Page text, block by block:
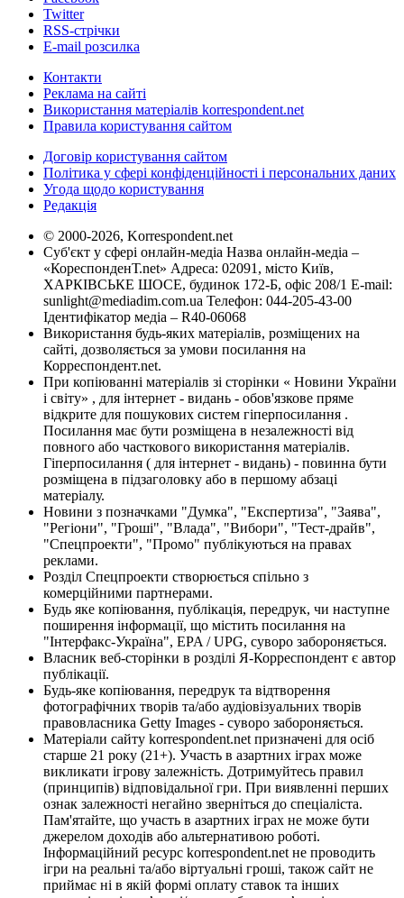
Twitter
RSS-стрічки
E-mail розсилка
Контакти
Реклама на сайті
Використання матеріалів korrespondent.net
Правила користування сайтом
Договір користування сайтом
Політика у сфері конфіденційності і персональних даних
Угода щодо користування
Редакція
© 2000-2026, Korrespondent.net
Суб'єкт у сфері онлайн-медіа Назва онлайн-медіа –
«КореспонденТ.net» Адреса: 02091, місто Київ,
ХАРКІВСЬКЕ ШОСЕ, будинок 172-Б, офіс 208/1 E-mail:
sunlight@mediadim.com.ua Телефон: 044-205-43-00
Ідентифікатор медіа – R40-06068
Використання будь-яких матеріалів, розміщених на
сайті, дозволяється за умови посилання на
Корреспондент.net.
При копіюванні матеріалів зі сторінки « Новини України
і світу» , для інтернет - видань - обов'язкове пряме
відкрите для пошукових систем гіперпосилання .
Посилання має бути розміщена в незалежності від
повного або часткового використання матеріалів.
Гіперпосилання ( для інтернет - видань) - повинна бути
розміщена в підзаголовку або в першому абзаці
матеріалу.
Новини з позначками "Думка", "Експертиза", "Заява",
"Регіони", "Гроші", "Влада", "Вибори", "Тест-драйв",
"Спецпроекти", "Промо" публікуються на правах
реклами.
Розділ Спецпроекти створюється спільно з
комерційними партнерами.
Будь яке копіювання, публікація, передрук, чи наступне
поширення інформації, що містить посилання на
"Інтерфакс-Україна", EPA / UPG, суворо забороняється.
Власник веб-сторінки в розділі Я-Корреспондент є автор
публікації.
Будь-яке копіювання, передрук та відтворення
фотографічних творів та/або аудіовізуальних творів
правовласника Getty Images - суворо забороняється.
Матеріали сайту korrespondent.net призначені для осіб
старше 21 року (21+). Участь в азартних іграх може
викликати ігрову залежність. Дотримуйтесь правил
(принципів) відповідальної гри. При виявленні перших
ознак залежності негайно зверніться до спеціаліста.
Пам'ятайте, що участь в азартних іграх не може бути
джерелом доходів або альтернативою роботі.
Інформаційний ресурс korrespondent.net не проводить
ігри на реальні та/або віртуальні гроші, також сайт не
приймає ні в якій формі оплату ставок та інших